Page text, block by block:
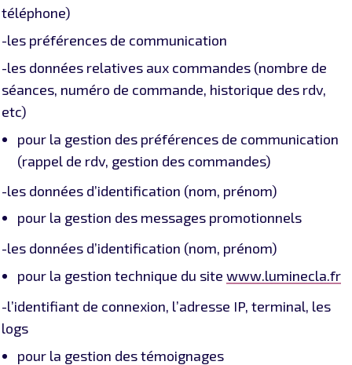
téléphone)
-les préférences de communication
-les données relatives aux commandes (nombre de
séances, numéro de commande, historique des rdv,
etc)
pour la gestion des préférences de communication
(rappel de rdv, gestion des commandes)
-les données d’identification (nom, prénom)
pour la gestion des messages promotionnels
-les données d’identification (nom, prénom)
pour la gestion technique du site www.luminecla.fr
-l’identifiant de connexion, l’adresse IP, terminal, les
logs
pour la gestion des témoignages